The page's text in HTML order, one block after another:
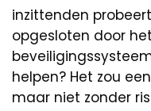
inzittenden
opgesloten door
helpen? Het zou
maar niet zonder